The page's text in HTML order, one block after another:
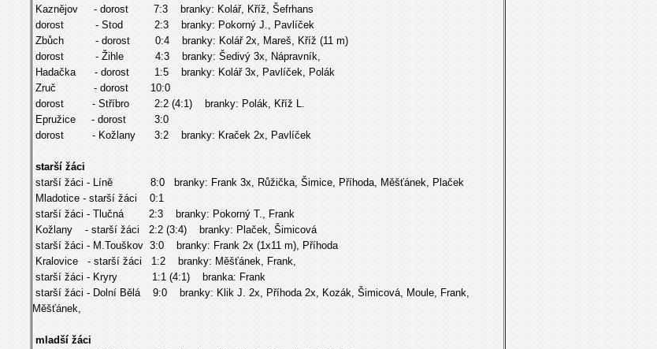
Kaznějov - dorost 7:3 branky: Kolář, Kříž, Šefrhans
dorost - Stod 2:3 branky: Pokorný J., Pavlíček
Zbůch - dorost 0:4 branky: Kolář 2x, Mareš, Kříž (11 m)
dorost - Žihle 4:3 branky: Šedivý 3x, Nápravník,
Hadačka - dorost 1:5 branky: Kolář 3x, Pavlíček, Polák
Zruč - dorost 10:0
dorost - Stříbro 2:2 (4:1) branky: Polák, Kříž L.
Epružice - dorost 3:0
dorost - Kožlany 3:2 branky: Kraček 2x, Pavlíček
starší žáci
starší žáci - Líně 8:0 branky: Frank 3x, Růžička, Šimice, Příhoda, Měšťánek, Plaček
Mladotice - starší žáci 0:1
starší žáci - Tlučná 2:3 branky: Pokorný T., Frank
Kožlany - starší žáci 2:2 (3:4) branky: Plaček, Šimicová
starší žáci - M.Touškov 3:0 branky: Frank 2x (1x11 m), Příhoda
Kralovice - starší žáci 1:2 branky: Měšťánek, Frank,
starší žáci - Kryry 1:1 (4:1) branka: Frank
starší žáci - Dolní Bělá 9:0 branky: Klik J. 2x, Příhoda 2x, Kozák, Šimicová, Moule, Frank,
Měšťánek,
mladší žáci